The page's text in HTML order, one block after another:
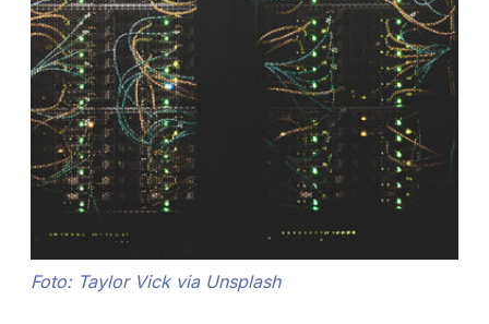
Foto: Taylor Vick via Unsplash